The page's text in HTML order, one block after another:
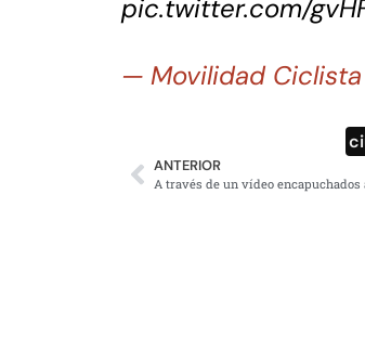
pic.twitter.com/
— Movilidad Ciclista
ANTERIOR